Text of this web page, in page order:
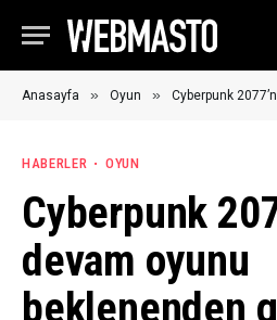
Anasayfa » Oyun » Cyberpunk 2077’nin
HABERLER OYUN
Cyberpunk
devam oyunu
beklenenden